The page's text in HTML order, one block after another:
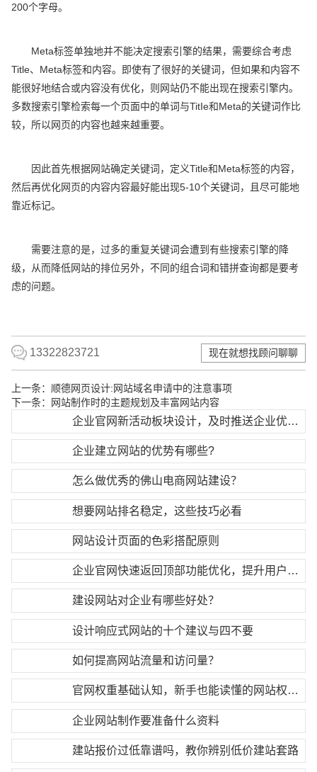
200个字母。
Meta标签单独地并不能决定搜索引擎的结果，需要综合考虑
Title、Meta标签和内容。即使有了很好的关键词，但如果和内容不
能很好地结合或内容没有优化，则网站仍不能出现在搜索引擎内。
多数搜索引擎检索每一个页面中的单词与TitIe和Meta的关键词作比
较，所以网页的内容也越来越重要。
因此首先根据网站确定关键词，定义Title和Meta标签的内容，
然后再优化网页的内容内容最好能出现5-10个关键词，且尽可能地
靠近标记。
需要注意的是，过多的重复关键词会遭到有些搜索引擎的降
级，从而降低网站的排位另外，不同的组合词和错拼查询都是要考
虑的问题。
13322823721 现在就想找顾问聊聊
上一条： 顺德网页设计:网站域名申请中的注意事项
下一条：
网站制作时的主题规划及丰富网站内容
企业官网新活动板块设计，及时推送企业优惠活动
企业建立网站的优势有哪些?
怎么做优秀的佛山电商网站建设？
想要网站排名稳定，这些技巧必看
网站设计页面的色彩搭配原则
企业官网快速返回顶部功能优化，提升用户操作体验
建设网站对企业有哪些好处？
设计响应式网站的十个建议与四不要
如何提高网站流量和访问量？
官网权重基础认知，新手也能读懂的网站权重逻辑
企业网站制作要准备什么资料
建站报价过低靠谱吗，教你辨别低价建站套路